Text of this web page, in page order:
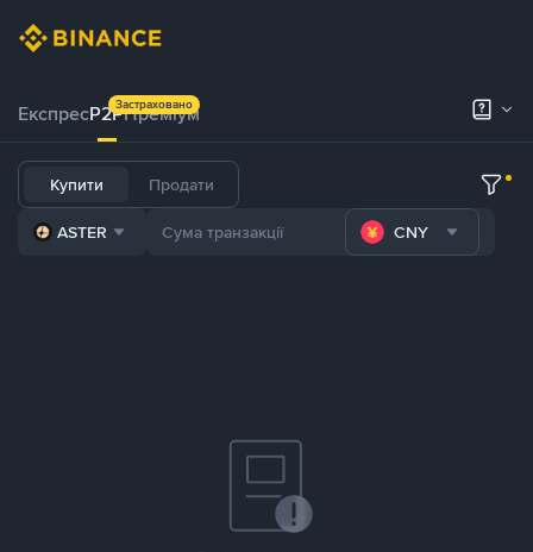
ЕкспресP2PПреміум
Застраховано
Купити Продати
ASTER CNY